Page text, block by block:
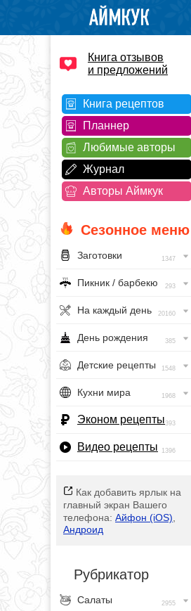
Книга отзывов
и предложений
Книга рецептов
Планнер
Любимые авторы
Журнал
Авторы Аймкук
Сезонное меню
Заготовки 1347
Пикник / барбекю 293
На каждый день 20160
День рождения 385
Детские рецепты 1548
Кухни мира 1968
Эконом рецепты393
Видео рецепты 1396
Как добавить ярлык на
главный экран Вашего
телефона: Айфон (iOS)
Андроид
Рубрикатор
Салаты 2955